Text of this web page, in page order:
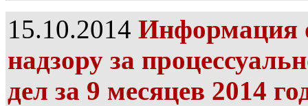
15.10.2014 Информация
надзору за
дел за 9 месяцев 2014